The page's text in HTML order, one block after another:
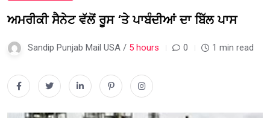
ਅਮਰੀਕੀ ਸੈਨੇਟ ਵੱਲੋਂ ਰੂਸ ‘ਤੇ ਪਾਬੰਦੀਆਂ ਦਾ ਬਿੱਲ ਪਾਸ
Sandip Punjab Mail USA / 5 hours 0 1 min read